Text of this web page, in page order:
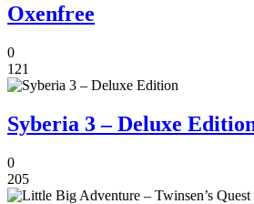
Oxenfree
0
121
Syberia 3 – Deluxe
0
205